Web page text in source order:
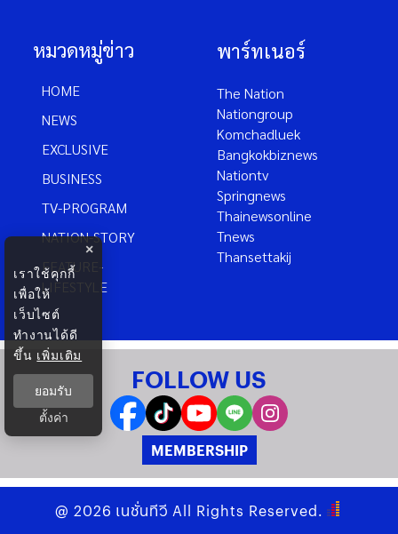
หมวดหมู่ข่าว
HOME
NEWS
EXCLUSIVE
BUSINESS
TV-PROGRAM
NATION-STORY
FEATURE-
LIFESTYLE
พาร์ทเนอร์
The Nation
Nationgroup
Komchadluek
Bangkokbiznews
Nationtv
Springnews
Thainewsonline
Tnews
Thansettakij
FOLLOW US
MEMBERSHIP
@ 2026 เนชั่นทีวี All Rights Reserved.
×
เราใช้คุกกี้
เพื่อให้
เว็บไซต์
ทำงานได้ดี
ขึ้น เพิ่มเติม
ยอมรับ
ตั้งค่า